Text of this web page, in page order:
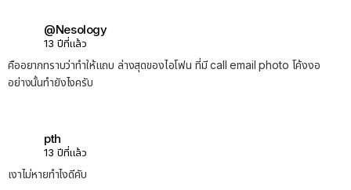
@Nesology
13 ปีที่แล้ว
คืออยากทราบว่าทำให้แถบ ล่างสุดของไอโฟน ที่มี call email photo โค้งงอ
อย่างนั้นทำยังไงครับ
pth
13 ปีที่แล้ว
เงาไม่หายทําไงดีคับ